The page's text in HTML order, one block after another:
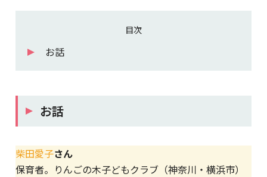
目次
お話
お話
柴田愛子さん
保育者。りんごの木子どもクラブ（神奈川・横浜市）